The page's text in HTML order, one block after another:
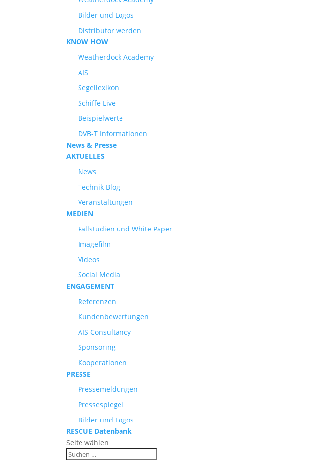
Bilder und Logos
Distributor werden
KNOW HOW
Weatherdock Academy
AIS
Segellexikon
Schiffe Live
Beispielwerte
DVB-T Informationen
News & Presse
AKTUELLES
News
Technik Blog
Veranstaltungen
MEDIEN
Fallstudien und White Paper
Imagefilm
Videos
Social Media
ENGAGEMENT
Referenzen
Kundenbewertungen
AIS Consultancy
Sponsoring
Kooperationen
PRESSE
Pressemeldungen
Pressespiegel
Bilder und Logos
RESCUE Datenbank
Seite wählen